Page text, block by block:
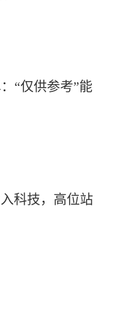
“仅供参考”能
科技，高位站